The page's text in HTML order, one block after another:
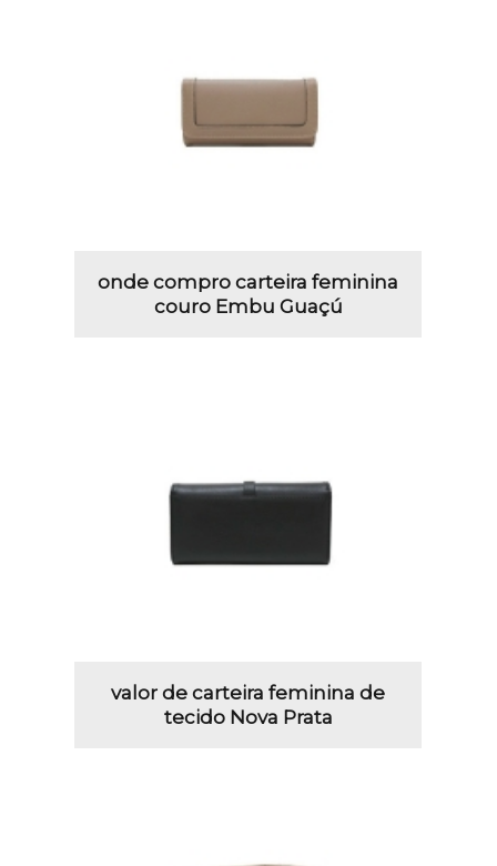
onde compro carteira feminina
couro Embu Guaçú
valor de carteira feminina de
tecido Nova Prata